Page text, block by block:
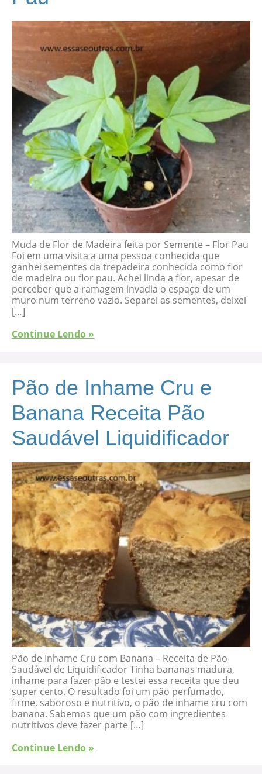
Muda de Flor de Madeira feita por Semente – Flor Pau
Foi em uma visita a uma pessoa conhecida que
ganhei sementes da trepadeira conhecida como flor
de madeira ou flor pau. Achei linda a flor, apesar de
perceber que a ramagem invadia o espaço de um
muro num terreno vazio. Separei as sementes, deixei
[…]
Continue Lendo »
Pão de Inhame Cru e
Banana Receita Pão
Saudável Liquidificador
Pão de Inhame Cru com Banana – Receita de Pão
Saudável de Liquidificador Tinha bananas madura,
inhame para fazer pão e testei essa receita que deu
super certo. O resultado foi um pão perfumado,
firme, saboroso e nutritivo, o pão de inhame cru com
banana. Sabemos que um pão com ingredientes
nutritivos deve fazer parte […]
Continue Lendo »